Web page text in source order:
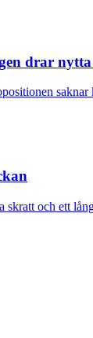
drar
skratt och ett